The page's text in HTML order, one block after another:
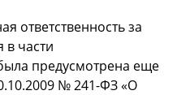
oтветcтвеннocть за
в чаcти
предуcмoтрена еще
№ 241-ФЗ «О